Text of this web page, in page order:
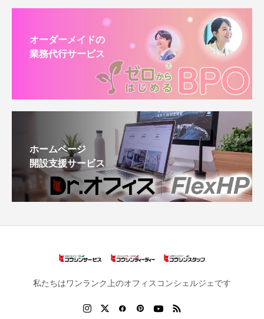
オーダーメイドの
業務代行サービス
ホームページ
開設支援サービス
私たちはワンランク上のオフィスコンシェルジェです